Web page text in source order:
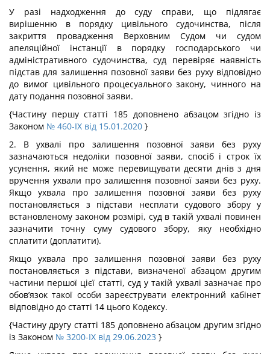
У разі надходження до суду справи, що підлягає
вирішенню в порядку цивільного судочинства, після
закриття провадження Верховним Судом чи судом
апеляційної інстанції в порядку господарського чи
адміністративного судочинства, суд перевіряє наявність
підстав для залишення позовної заяви без руху відповідно
до вимог цивільного процесуального закону, чинного на
дату подання позовної заяви.
{Частину першу статті 185 доповнено абзацом згідно із
Законом № 460-IX від 15.01.2020 }
2. В ухвалі про залишення позовної заяви без руху
зазначаються недоліки позовної заяви, спосіб і строк їх
усунення, який не може перевищувати десяти днів з дня
вручення ухвали про залишення позовної заяви без руху.
Якщо ухвала про залишення позовної заяви без руху
постановляється з підстави несплати судового збору у
встановленому законом розмірі, суд в такій ухвалі повинен
зазначити точну суму судового збору, яку необхідно
сплатити (доплатити).
Якщо ухвала про залишення позовної заяви без руху
постановляється з підстави, визначеної абзацом другим
частини першої цієї статті, суд у такій ухвалі зазначає про
обов’язок такої особи зареєструвати електронний кабінет
відповідно до статті 14 цього Кодексу.
{Частину другу статті 185 доповнено абзацом другим згідно
із Законом № 3200-IX від 29.06.2023 }